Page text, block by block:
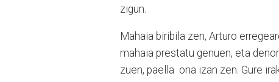
zigun.
Mahaia biribila zen, Arturo
mahaia prestatu genuen, eta
zuen, paella ona izan zen. Gure